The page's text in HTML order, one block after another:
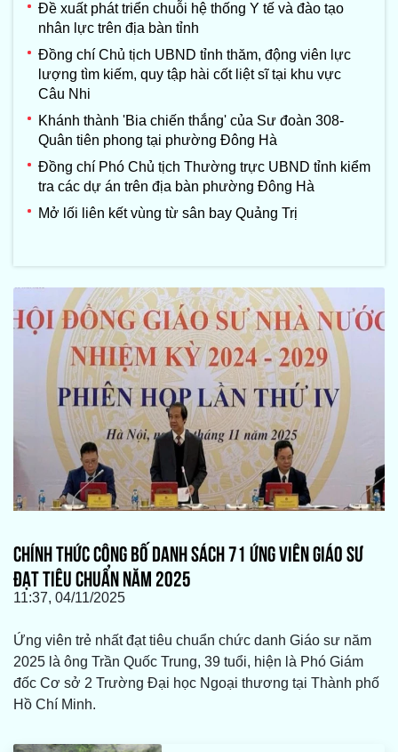
Đề xuất phát triển chuỗi hệ thống Y tế và đào tạo
nhân lực trên địa bàn tỉnh
Đồng chí Chủ tịch UBND tỉnh thăm, động viên lực
lượng tìm kiếm, quy tập hài cốt liệt sĩ tại khu vực
Câu Nhi
Khánh thành 'Bia chiến thắng' của Sư đoàn 308-
Quân tiên phong tại phường Đông Hà
Đồng chí Phó Chủ tịch Thường trực UBND tỉnh kiểm
tra các dự án trên địa bàn phường Đông Hà
Mở lối liên kết vùng từ sân bay Quảng Trị
CHÍNH THỨC CÔNG BỐ DANH SÁCH 71 ỨNG VIÊN GIÁO SƯ
ĐẠT TIÊU CHUẨN NĂM 2025
11:37, 04/11/2025
Ứng viên trẻ nhất đạt tiêu chuẩn chức danh Giáo sư năm
2025 là ông Trần Quốc Trung, 39 tuổi, hiện là Phó Giám
đốc Cơ sở 2 Trường Đại học Ngoại thương tại Thành phố
Hồ Chí Minh.